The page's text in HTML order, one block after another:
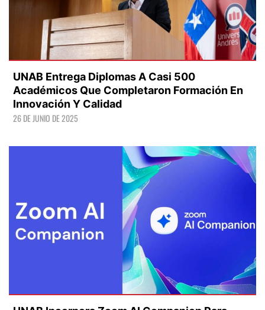
UNAB Entrega Diplomas A Casi 500
Académicos Que Completaron Formación En
Innovación Y Calidad
26 DE JUNIO DE 2025